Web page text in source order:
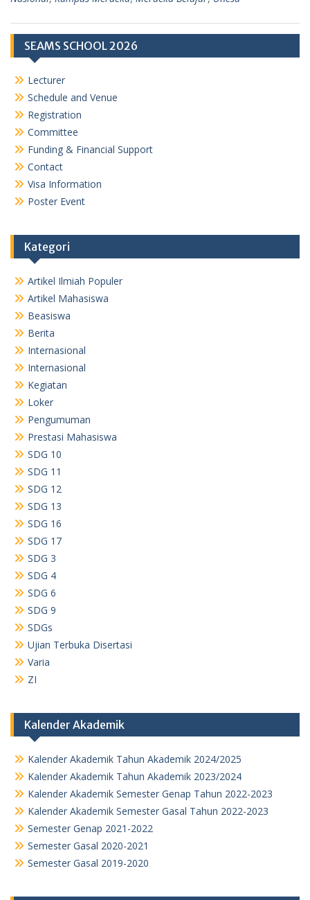
SEAMS SCHOOL 2026
Lecturer
Schedule and Venue
Registration
Committee
Funding & Financial Support
Contact
Visa Information
Poster Event
Kategori
Artikel Ilmiah Populer
Artikel Mahasiswa
Beasiswa
Berita
Internasional
Internasional
Kegiatan
Loker
Pengumuman
Prestasi Mahasiswa
SDG 10
SDG 11
SDG 12
SDG 13
SDG 16
SDG 17
SDG 3
SDG 4
SDG 6
SDG 9
SDGs
Ujian Terbuka Disertasi
Varia
ZI
Kalender Akademik
Kalender Akademik Tahun Akademik 2024/2025
Kalender Akademik Tahun Akademik 2023/2024
Kalender Akademik Semester Genap Tahun 2022-2023
Kalender Akademik Semester Gasal Tahun 2022-2023
Semester Genap 2021-2022
Semester Gasal 2020-2021
Semester Gasal 2019-2020